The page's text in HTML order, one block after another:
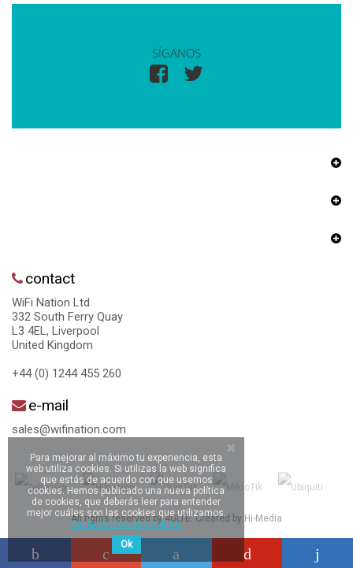
SÍGANOS
contact
WiFi Nation Ltd
332 South Ferry Quay
L3 4EL, Liverpool
United Kingdom
+44 (0) 1244 455 260
e-mail
sales@wifination.com
All rights reserved by 4GLTE. Created by Hi-Media
Para mejorar al máximo tu experiencia, esta
web utiliza cookies. Si utilizas la web significa
que estás de acuerdo con que usemos
cookies. Hemos publicado una nueva política
de cookies, que deberás leer para entender
mejor cuáles son las cookies que utilizamos.
Ver la política de cookies.
Ok